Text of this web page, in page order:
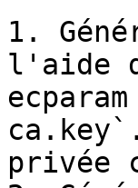
1.
l'aide
privée